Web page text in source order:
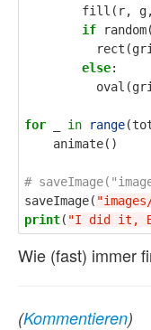
fill ( r, g,
if
random
rect (
else:
oval (
for in range(
animate()
saveImage(
print( "I did it,
Wie (fast) immer
(Kommentieren)